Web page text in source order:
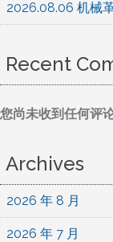
2026.08.06 机械
Recent
您尚未收到任何评论
Archives
2026 年 8 月
2026 年 7 月